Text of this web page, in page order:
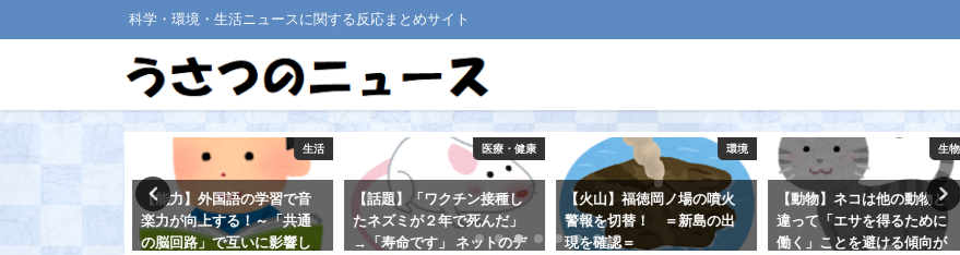
科学・環境・生活ニュースに関する反応まとめサイト
生活
【能力】外国語の学習で音
楽力が向上する！～「共通
の脳回路」で互いに影響し
医療・健康
【話題】「ワクチン接種し
たネズミが２年で死んだ」
→「寿命です」 ネットのデ
環境
【火山】福徳岡ノ場の噴火
警報を切替！ ＝新島の出
現を確認＝
生物
【動物】ネコは他の動物と
違って「エサを得るために
働く」ことを避ける傾向が